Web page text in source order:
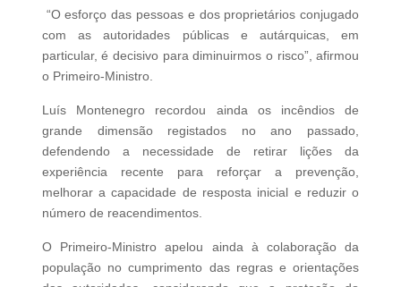
“O esforço das pessoas e dos proprietários conjugado
com as autoridades públicas e autárquicas, em
particular, é decisivo para diminuirmos o risco”, afirmou
o Primeiro-Ministro.
Luís Montenegro recordou ainda os incêndios de
grande dimensão registados no ano passado,
defendendo a necessidade de retirar lições da
experiência recente para reforçar a prevenção,
melhorar a capacidade de resposta inicial e reduzir o
número de reacendimentos.
O Primeiro-Ministro apelou ainda à colaboração da
população no cumprimento das regras e orientações